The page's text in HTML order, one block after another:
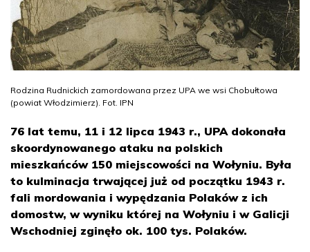
Rodzina Rudnickich zamordowana przez UPA we wsi Chobułtowa
(powiat Włodzimierz). Fot. IPN
76 lat temu, 11 i 12 lipca 1943 r., UPA dokonała
skoordynowanego ataku na polskich
mieszkańców 150 miejscowości na Wołyniu. Była
to kulminacja trwającej już od początku 1943 r.
fali mordowania i wypędzania Polaków z ich
domostw, w wyniku której na Wołyniu i w Galicji
Wschodniej zginęło ok. 100 tys. Polaków.